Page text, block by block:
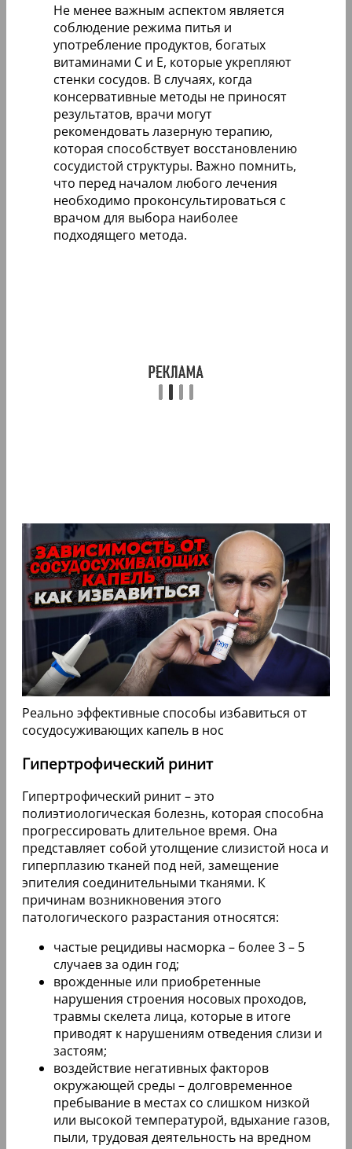
Не менее важным аспектом является
соблюдение режима питья и
употребление продуктов, богатых
витаминами С и Е, которые укрепляют
стенки сосудов. В случаях, когда
консервативные методы не приносят
результатов, врачи могут
рекомендовать лазерную терапию,
которая способствует восстановлению
сосудистой структуры. Важно помнить,
что перед началом любого лечения
необходимо проконсультироваться с
врачом для выбора наиболее
подходящего метода.
Реально эффективные способы избавиться от
сосудосуживающих капель в нос
Гипертрофический ринит
Гипертрофический ринит – это
полиэтиологическая болезнь, которая способна
прогрессировать длительное время. Она
представляет собой утолщение слизистой носа и
гиперплазию тканей под ней, замещение
эпителия соединительными тканями. К
причинам возникновения этого
патологического разрастания относятся:
частые рецидивы насморка – более 3 – 5
случаев за один год;
врожденные или приобретенные
нарушения строения носовых проходов,
травмы скелета лица, которые в итоге
приводят к нарушениям отведения слизи и
застоям;
воздействие негативных факторов
окружающей среды – долговременное
пребывание в местах со слишком низкой
или высокой температурой, вдыхание газов,
пыли, трудовая деятельность на вредном